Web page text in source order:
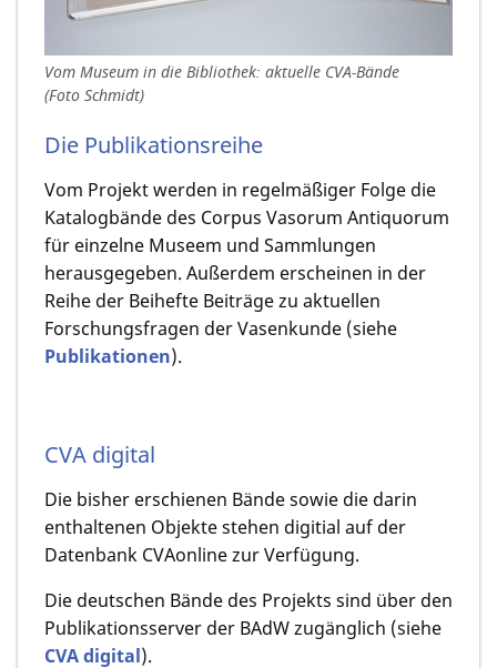
Vom Museum in die Bibliothek: aktuelle CVA-Bände
(Foto Schmidt)
Die Publikationsreihe
Vom Projekt werden in regelmäßiger Folge die
Katalogbände des Corpus Vasorum Antiquorum
für einzelne Museem und Sammlungen
herausgegeben. Außerdem erscheinen in der
Reihe der Beihefte Beiträge zu aktuellen
Forschungsfragen der Vasenkunde (siehe
Publikationen).
CVA digital
Die bisher erschienen Bände sowie die darin
enthaltenen Objekte stehen digitial auf der
Datenbank CVAonline zur Verfügung.
Die deutschen Bände des Projekts sind über den
Publikationsserver der BAdW zugänglich (siehe
CVA digital).